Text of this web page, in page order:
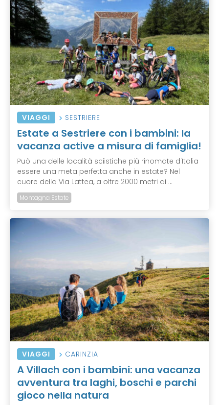
VIAGGI SESTRIERE
Estate a Sestriere con i bambini: la
vacanza active a misura di famiglia!
Può una delle località sciistiche più rinomate d'Italia
essere una meta perfetta anche in estate? Nel
cuore della Via Lattea, a oltre 2000 metri di ...
Montagna Estate
VIAGGI CARINZIA
A Villach con i bambini: una vacanza
avventura tra laghi, boschi e parchi
gioco nella natura